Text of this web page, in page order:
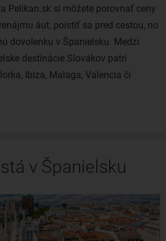
Pelikan.sk si môžete porovnať ceny
áut, poistiť sa pred cestou, no
dovolenku v Španielsku. Medzi
destinácie Slovákov patrí
Ibiza, Malaga, Valencia či
ako Barcelona a Madrid. Ak
určite nevynechajte Kanárske
dediny na pobreží Atlantického
sú postavené na kopci, ktorý sa
v Španielsku